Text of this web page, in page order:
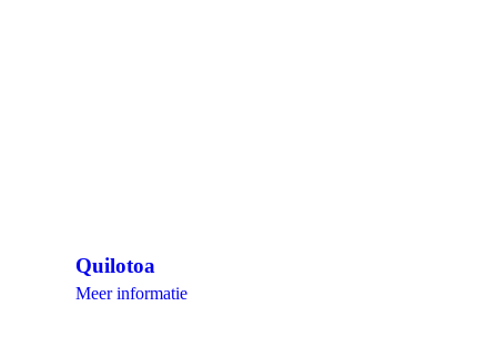
Quilotoa
Meer informatie